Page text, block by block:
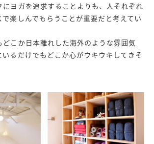
にヨガを追求することよりも、人それぞれ
で楽しんでもらうことが重要だと考えてい
どこか日本離れした海外のような雰囲気
いるだけでもどこか心がウキウキしてきそ